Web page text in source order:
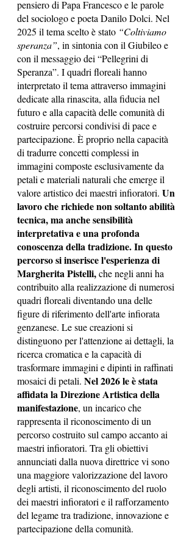
pensiero di Papa Francesco e le parole
del sociologo e poeta Danilo Dolci. Nel
2025 il tema scelto è stato “Coltiviamo
speranza”, in sintonia con il Giubileo e
con il messaggio dei “Pellegrini di
Speranza”. I quadri floreali hanno
interpretato il tema attraverso immagini
dedicate alla rinascita, alla fiducia nel
futuro e alla capacità delle comunità di
costruire percorsi condivisi di pace e
partecipazione. È proprio nella capacità
di tradurre concetti complessi in
immagini composte esclusivamente da
petali e materiali naturali che emerge il
valore artistico dei maestri infioratori. Un
lavoro che richiede non soltanto abilità
tecnica, ma anche sensibilità
interpretativa e una profonda
conoscenza della tradizione. In questo
percorso si inserisce l'esperienza di
Margherita Pistelli, che negli anni ha
contribuito alla realizzazione di numerosi
quadri floreali diventando una delle
figure di riferimento dell'arte infiorata
genzanese. Le sue creazioni si
distinguono per l'attenzione ai dettagli, la
ricerca cromatica e la capacità di
trasformare immagini e dipinti in raffinati
mosaici di petali. Nel 2026 le è stata
affidata la Direzione Artistica della
manifestazione, un incarico che
rappresenta il riconoscimento di un
percorso costruito sul campo accanto ai
maestri infioratori. Tra gli obiettivi
annunciati dalla nuova direttrice vi sono
una maggiore valorizzazione del lavoro
degli artisti, il riconoscimento del ruolo
dei maestri infioratori e il rafforzamento
del legame tra tradizione, innovazione e
partecipazione della comunità.